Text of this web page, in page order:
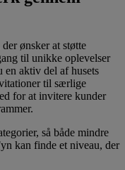
ønsker at støtte
til unikke oplevelser
aktiv del af husets
til særlige
for at invitere kunder
så både mindre
kan finde et niveau, der